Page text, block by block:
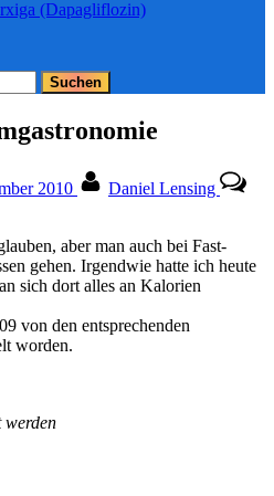
(Dapagliflozin)
2010
Daniel Lensing
aber man auch bei Fast-
gehen. Irgendwie hatte ich heute
sich dort alles an Kalorien
von den entsprechenden
worden.
werden